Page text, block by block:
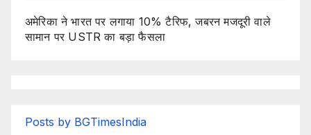
अमेरिका ने भारत पर लगाया 10% टैरिफ, जबरन मजदूरी वाले
सामान पर USTR का बड़ा फैसला
Posts by BGTimesIndia